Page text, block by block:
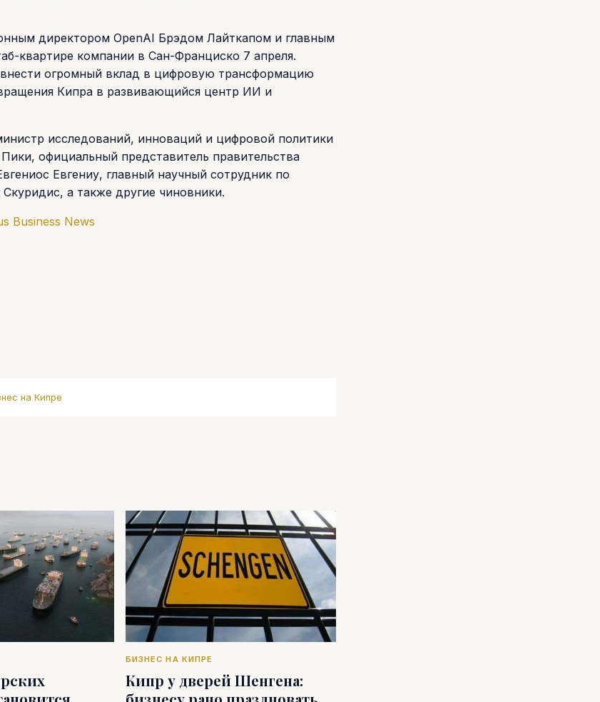
директором OpenAI Брэдом Лайткапом и главным
квартире компании в Сан-Франциско 7 апреля.
огромный вклад в цифровую трансформацию
Кипра в развивающийся центр ИИ и
исследований, инноваций и цифровой политики
официальный представитель правительства
Евгениу, главный научный сотрудник по
а также другие чиновники.
Business News
на Кипре
БИЗНЕС НА КИПРЕ
Кипр у дверей Шенгена: